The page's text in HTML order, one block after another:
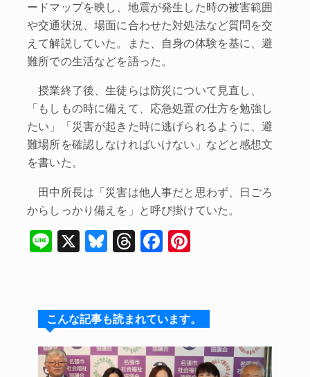
ードマップを映し、地震が発生した時の被害範囲
や交通状況、場面に合わせた対処法など質問を交
えて解説していた。また、自身の体験を基に、避
難所での生活などを語った。
授業終了後、生徒らは防災について見直し、
「もしもの時に備えて、応急処置の仕方を勉強し
たい」「災害が起きた時に逃げられるように、避
難場所を確認しなければいけない」などと感想文
を書いた。
田中所長は「災害は他人事だと思わず、日ごろ
からしっかり備えを」と呼び掛けていた。
Li
X
Bl
s
k
y
T
a
d
s
F
e
b
o
e
st
こんな記事も読まれています。